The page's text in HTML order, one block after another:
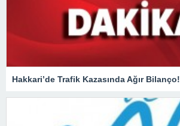
Hakkari’de Trafik Kazasında Ağır Bilanço!